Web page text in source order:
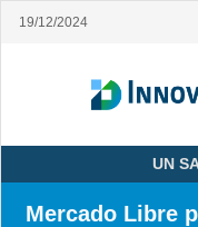
19/12/2024
UN
Mercado Libre